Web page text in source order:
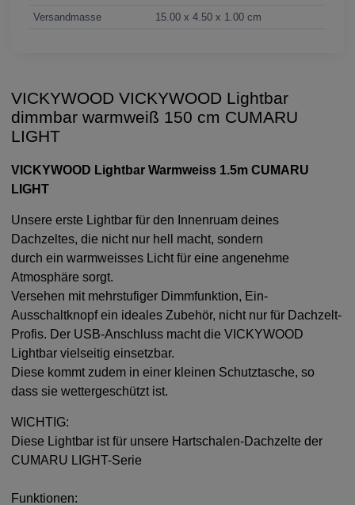
Versandmasse
15.00 x 4.50 x 1.00 cm
VICKYWOOD VICKYWOOD Lightbar
dimmbar warmweiß 150 cm CUMARU
LIGHT
VICKYWOOD Lightbar Warmweiss 1.5m CUMARU
LIGHT
Unsere erste Lightbar für den Innenruam deines
Dachzeltes, die nicht nur hell macht, sondern
durch ein warmweisses Licht für eine angenehme
Atmosphäre sorgt.
Versehen mit mehrstufiger Dimmfunktion, Ein-
Ausschaltknopf ein ideales Zubehör, nicht nur für Dachzelt-
Profis. Der USB-Anschluss macht die VICKYWOOD
Lightbar vielseitig einsetzbar.
Diese kommt zudem in einer kleinen Schutztasche, so
dass sie wettergeschützt ist.
WICHTIG:
Diese Lightbar ist für unsere Hartschalen-Dachzelte der
CUMARU LIGHT-Serie
Funktionen: